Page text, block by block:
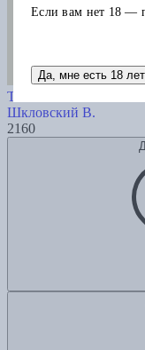
Том 3: Ремесло
Шкловский В.
2160
Если вам нет 18 —
Да, мне есть 18 лет